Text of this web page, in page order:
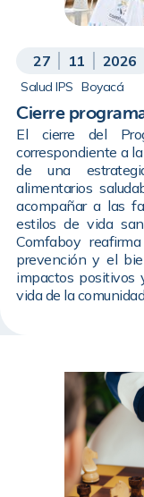
27 11 2026
Salud IPS Boyacá
Cierre
El cierre del
correspondiente a
de una
alimentarios
acompañar a las
estilos de vida
Comfaboy
prevención y el
impactos positivos
vida de la comunidad.